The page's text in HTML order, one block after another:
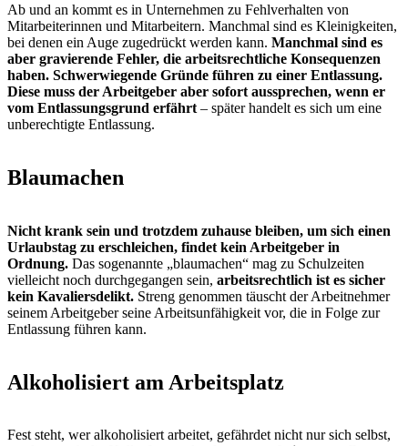
Ab und an kommt es in Unternehmen zu Fehlverhalten von
Mitarbeiterinnen und Mitarbeitern. Manchmal sind es Kleinigkeiten,
bei denen ein Auge zugedrückt werden kann. Manchmal sind es
aber gravierende Fehler, die arbeitsrechtliche Konsequenzen
haben. Schwerwiegende Gründe führen zu einer Entlassung.
Diese muss der Arbeitgeber aber sofort aussprechen, wenn er
vom Entlassungsgrund erfährt – später handelt es sich um eine
unberechtigte Entlassung.
Blaumachen
Nicht krank sein und trotzdem zuhause bleiben, um sich einen
Urlaubstag zu erschleichen, findet kein Arbeitgeber in
Ordnung. Das sogenannte „blaumachen“ mag zu Schulzeiten
vielleicht noch durchgegangen sein, arbeitsrechtlich ist es sicher
kein Kavaliersdelikt. Streng genommen täuscht der Arbeitnehmer
seinem Arbeitgeber seine Arbeitsunfähigkeit vor, die in Folge zur
Entlassung führen kann.
Alkoholisiert am Arbeitsplatz
Fest steht, wer alkoholisiert arbeitet, gefährdet nicht nur sich selbst,